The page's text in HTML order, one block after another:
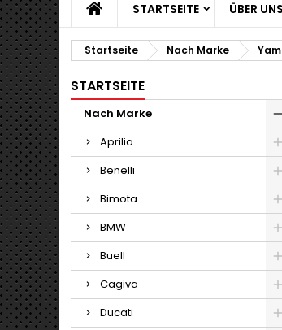
STARTSEITE ÜBER UNS
Startseite Nach Marke
STARTSEITE
Nach Marke
Aprilia
Benelli
Bimota
BMW
Buell
Cagiva
Ducati